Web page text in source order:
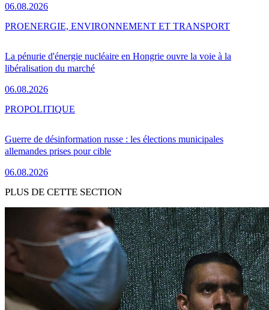
06.08.2026
La pénurie d'énergie nucléaire en Hongrie ouvre la voie à la
libéralisation du marché
06.08.2026
PROENERGIE, ENVIRONNEMENT ET TRANSPORT
Guerre de désinformation russe : les élections municipales
allemandes prises pour cible
06.08.2026
PROPOLITIQUE
PLUS DE CETTE SECTION